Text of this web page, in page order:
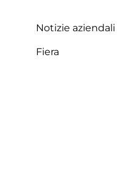
Notizie aziendali
Fiera